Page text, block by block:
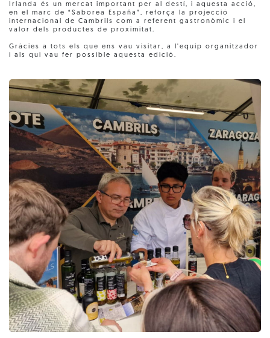
Irlanda és un mercat important per al destí, i aquesta acció,
en el marc de “Saborea España”, reforça la projecció
internacional de Cambrils com a referent gastronòmic i el
valor dels productes de proximitat.
Gràcies a tots els que ens vau visitar, a l'equip organitzador
i als qui vau fer possible aquesta edició.